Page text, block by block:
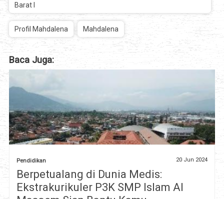
Barat I
Profil Mahdalena Mahdalena
Baca Juga:
Pendidikan 20 Jun 2024
Berpetualang di Dunia Medis:
Ekstrakurikuler P3K SMP Islam Al